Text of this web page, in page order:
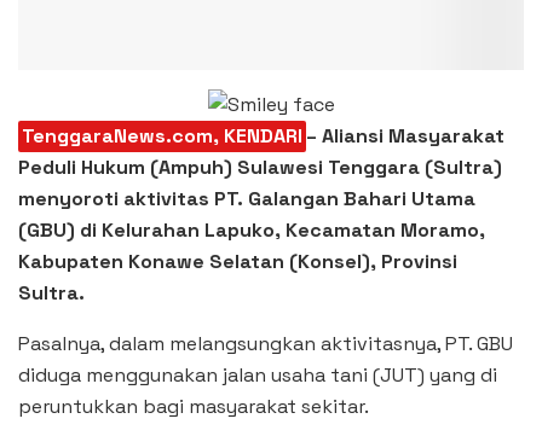
TenggaraNews.com, KENDARI – Aliansi Masyarakat
Peduli Hukum (Ampuh) Sulawesi Tenggara (Sultra)
menyoroti aktivitas PT. Galangan Bahari Utama
(GBU) di Kelurahan Lapuko, Kecamatan Moramo,
Kabupaten Konawe Selatan (Konsel), Provinsi
Sultra.
Pasalnya, dalam melangsungkan aktivitasnya, PT. GBU
diduga menggunakan jalan usaha tani (JUT) yang di
peruntukkan bagi masyarakat sekitar.